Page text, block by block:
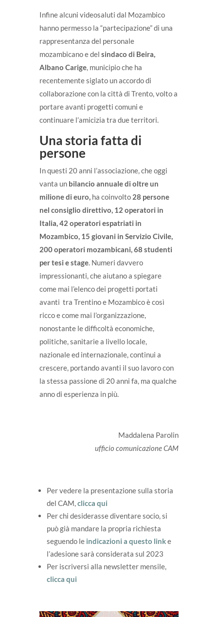
Infine alcuni videosaluti dal Mozambico
hanno permesso la “partecipazione” di una
rappresentanza del personale
mozambicano e del sindaco di Beira,
Albano Carige, municipio che ha
recentemente siglato un accordo di
collaborazione con la città di Trento, volto a
portare avanti progetti comuni e
continuare l’amicizia tra due territori.
Una storia fatta di
persone
In questi 20 anni l’associazione, che oggi
vanta un bilancio annuale di oltre un
milione di euro,ha coinvolto 28 persone
nel consiglio direttivo, 12 operatori in
Italia, 42 operatori espatriati in
Mozambico, 15 giovani in Servizio Civile,
200 operatori mozambicani, 68 studenti
per tesi e stage. Numeri davvero
impressionanti, che aiutano a spiegare
come mai l’elenco dei progetti portati
avanti tra Trentino e Mozambico è così
ricco e come mai l’organizzazione,
nonostante le difficoltà economiche,
politiche, sanitarie a livello locale,
nazionale ed internazionale, continui a
crescere, portando avanti il suo lavoro con
la stessa passione di 20 anni fa, ma qualche
anno di esperienza in più.
Maddalena Parolin
ufficio comunicazione CAM
Per vedere la presentazione sulla storia
del CAM,clicca qui
Per chi desiderasse diventare socio, si
può già mandare la propria richiesta
seguendo le indicazioni a questo linke
l’adesione sarà considerata sul 2023
Per iscriversi alla newsletter mensile,
clicca qui